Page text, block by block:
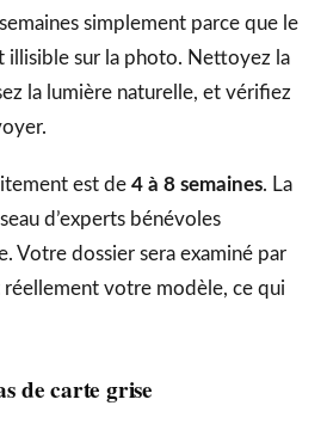
simplement parce que le
illisible sur la photo. Nettoyez la
la lumière naturelle, et vérifiez
est de 4 à 8 semaines. La
d’experts bénévoles
Votre dossier sera examiné par
réellement votre modèle, ce qui
de carte grise